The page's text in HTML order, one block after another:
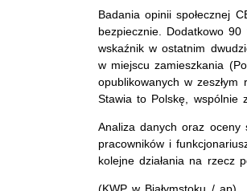
Badania opinii społecznej
bezpiecznie. Dodatkowo
wskaźnik w ostatnim
w miejscu zamieszkania
opublikowanych w
Stawia to Polskę, wspólnie
Analiza danych oraz oceny
pracowników i
kolejne działania na rzecz